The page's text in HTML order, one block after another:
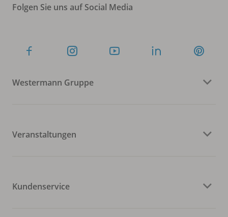
Folgen Sie uns auf Social Media
Westermann Gruppe
Veranstaltungen
Kundenservice